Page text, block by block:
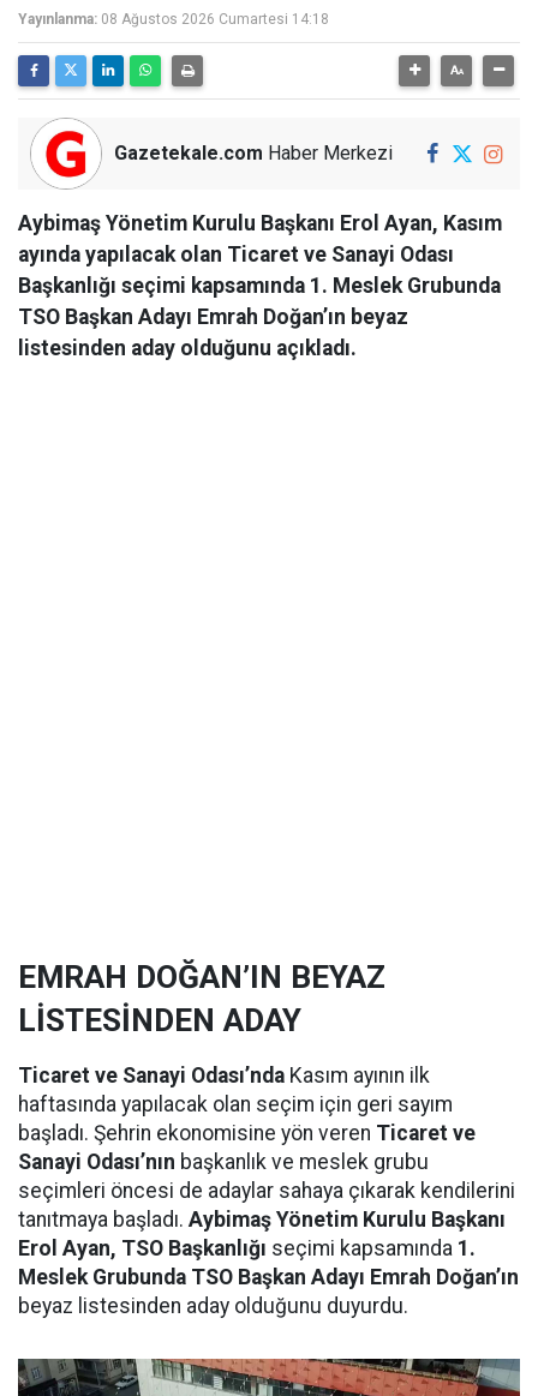
Yayınlanma: 08 Ağustos 2026 Cumartesi 14:18
Gazetekale.com Haber Merkezi
Aybimaş Yönetim Kurulu Başkanı Erol Ayan, Kasım
ayında yapılacak olan Ticaret ve Sanayi Odası
Başkanlığı seçimi kapsamında 1. Meslek Grubunda
TSO Başkan Adayı Emrah Doğan’ın beyaz
listesinden aday olduğunu açıkladı.
EMRAH DOĞAN’IN BEYAZ
LİSTESİNDEN ADAY
Ticaret ve Sanayi Odası’nda Kasım ayının ilk
haftasında yapılacak olan seçim için geri sayım
başladı. Şehrin ekonomisine yön veren Ticaret ve
Sanayi Odası’nın başkanlık ve meslek grubu
seçimleri öncesi de adaylar sahaya çıkarak kendilerini
tanıtmaya başladı. Aybimaş Yönetim Kurulu Başkanı
Erol Ayan, TSO Başkanlığı seçimi kapsamında 1.
Meslek Grubunda TSO Başkan Adayı Emrah Doğan’ın
beyaz listesinden aday olduğunu duyurdu.